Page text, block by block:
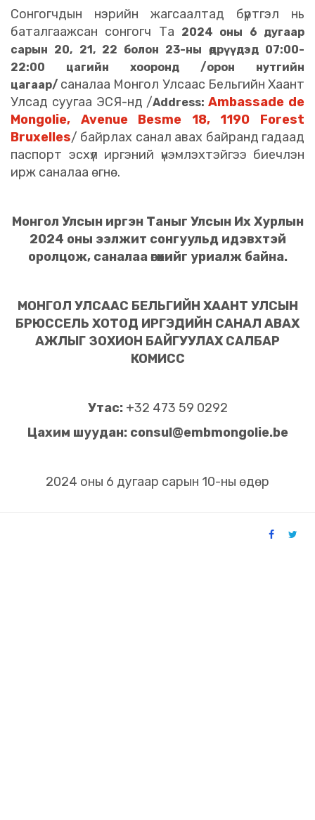
Сонгогчдын нэрийн жагсаалтад бүртгэл нь
баталгаажсан сонгогч Та
2024 оны 6 дугаар
сарын 20, 21, 22 болон 23-ны өдрүүдэд 07:00-
22:00 цагийн хооронд /орон нутгийн
цагаар/ саналаа Монгол Улсаас Бельгийн Хаант
Улсад суугаа ЭСЯ-нд /Address: Ambassade de
Mongolie, Avenue Besme 18, 1190 Forest
Bruxelles/ байрлах санал авах байранд гадаад
паспорт эсхүл иргэний үнэмлэхтэйгээ биечлэн
ирж саналаа өгнө.
Монгол Улсын иргэн Таныг Улсын Их Хурлын
2024 оны ээлжит сонгуульд идэвхтэй
оролцож, саналаа өгөхийг уриалж байна.
МОНГОЛ УЛСААС БЕЛЬГИЙН ХААНТ УЛСЫН
БРЮССЕЛЬ ХОТОД ИРГЭДИЙН САНАЛ АВАХ
АЖЛЫГ ЗОХИОН БАЙГУУЛАХ САЛБАР
КОМИСС
Утас: +32 473 59 0292
Цахим шуудан: consul@embmongolie.be
2024 оны 6 дугаар сарын 10-ны өдөр